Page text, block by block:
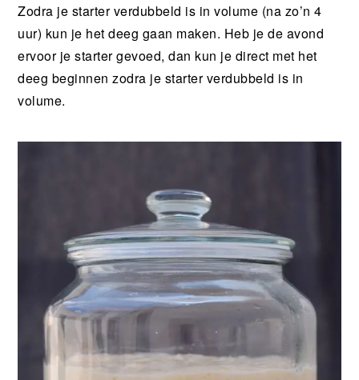
Zodra je starter verdubbeld is in volume (na zo’n 4
uur) kun je het deeg gaan maken. Heb je de avond
ervoor je starter gevoed, dan kun je direct met het
deeg beginnen zodra je starter verdubbeld is in
volume.